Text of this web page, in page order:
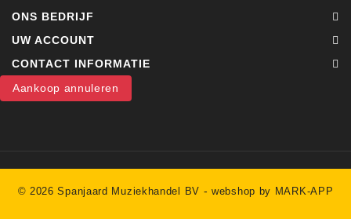
ONS BEDRIJF
UW ACCOUNT
CONTACT INFORMATIE
Aankoop annuleren
© 2026 Spanjaard Muziekhandel BV -webshop by MARK-APP